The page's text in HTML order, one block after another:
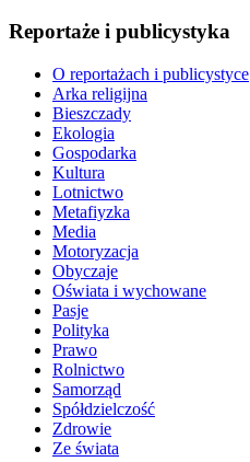
Reportaże i publicystyka
O reportażach i publicystyce
Arka religijna
Bieszczady
Ekologia
Gospodarka
Kultura
Lotnictwo
Metafiyzka
Media
Motoryzacja
Obyczaje
Oświata i wychowane
Pasje
Polityka
Prawo
Rolnictwo
Samorząd
Spółdzielczość
Zdrowie
Ze świata